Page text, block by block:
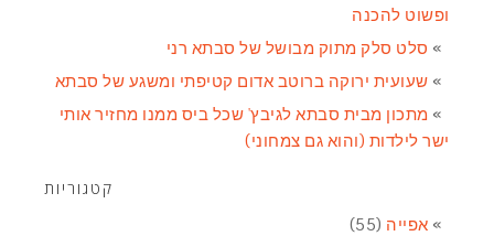
ופשוט להכנה
סלט סלק מתוק מבושל של סבתא רני
שעועית ירוקה ברוטב אדום קטיפתי ומשגע של סבתא
מתכון מבית סבתא לגיבץ' שכל ביס ממנו מחזיר אותי
ישר לילדות (והוא גם צמחוני)
קטגוריות
אפייה (55)